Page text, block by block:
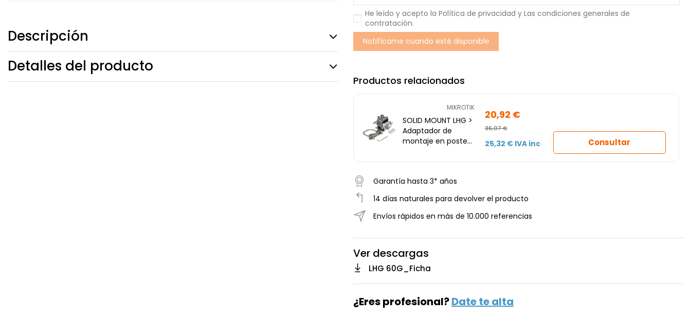
Descripción
Detalles del producto
He leído y acepto la Política de privacidad y Las condiciones generales de
contratación.
Productos relacionados
MIKROTIK
SOLID MOUNT LHG >
Adaptador de
montaje en poste
20,92 €
36,07 €
25,32 € IVA inc Consultar
Garantía hasta 3* años
14 días naturales para devolver el producto
Envíos rápidos en más de 10.000 referencias
Ver descargas
LHG 60G_Ficha
¿Eres profesional?Date te alta